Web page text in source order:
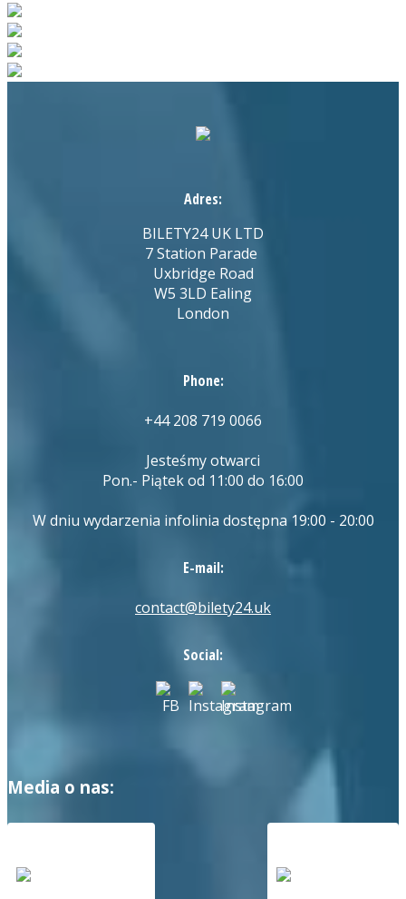
Adres:
BILETY24 UK LTD
7 Station Parade
Uxbridge Road
W5 3LD Ealing
London
Phone:
+44 208 719 0066
Jesteśmy otwarci
Pon.- Piątek od 11:00 do 16:00
W dniu wydarzenia infolinia dostępna 19:00 - 20:00
E-mail:
contact@bilety24.uk
Social:
Media o nas: